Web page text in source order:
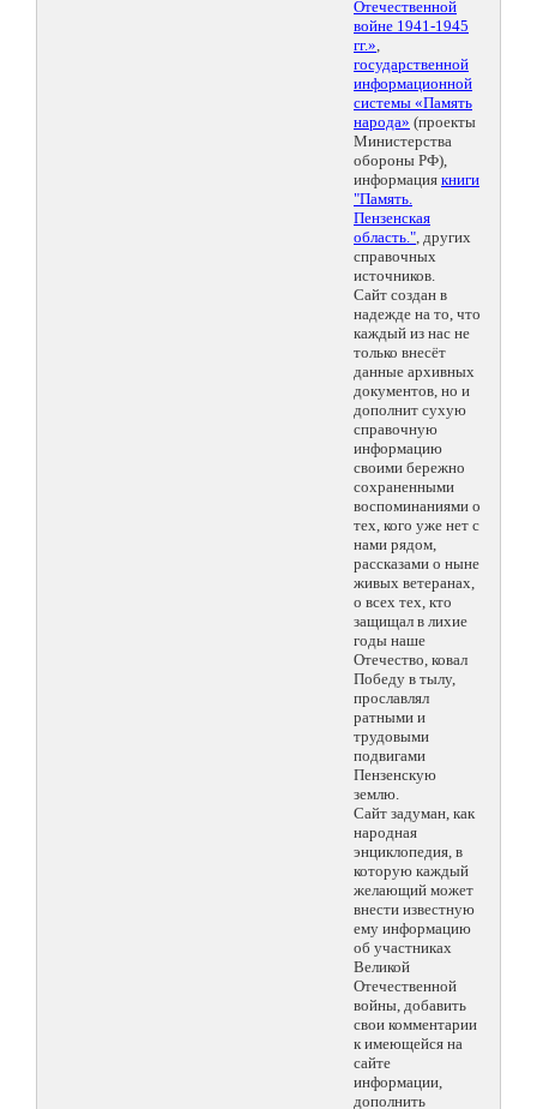
Отечественной
войне 1941-1945
гг.»,
государственной
информационной
системы «Память
народа» (проекты
Министерства
обороны РФ),
информация книги
"Память.
Пензенская
область.", других
справочных
источников.
Сайт создан в
надежде на то, что
каждый из нас не
только внесёт
данные архивных
документов, но и
дополнит сухую
справочную
информацию
своими бережно
сохраненными
воспоминаниями о
тех, кого уже нет с
нами рядом,
рассказами о ныне
живых ветеранах,
о всех тех, кто
защищал в лихие
годы наше
Отечество, ковал
Победу в тылу,
прославлял
ратными и
трудовыми
подвигами
Пензенскую
землю.
Сайт задуман, как
народная
энциклопедия, в
которую каждый
желающий может
внести известную
ему информацию
об участниках
Великой
Отечественной
войны, добавить
свои комментарии
к имеющейся на
сайте
информации,
дополнить